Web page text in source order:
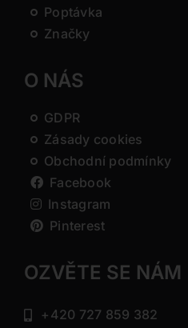
Poptávka
Značky
O NÁS
GDPR
Zásady cookies
Obchodní podmínky
Facebook
Instagram
Pinterest
OZVĚTE SE NÁM
+420 727 859 382